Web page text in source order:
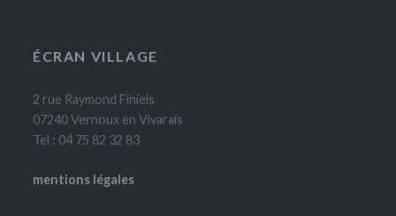
ÉCRAN VILLAGE
2 rue Raymond Finiels
07240 Vernoux en Vivarais
Tel : 04 75 82 32 83
mentions légales